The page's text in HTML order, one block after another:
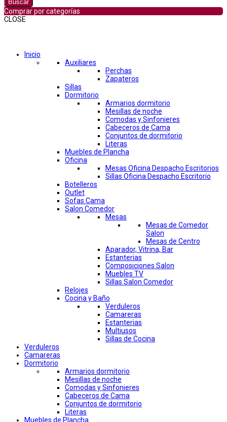
Buscar
Comprar por categorías
CLOSE
Inicio
Auxiliares
Perchas
Zapateros
Sillas
Dormitorio
Armarios dormitorio
Mesillas de noche
Comodas y Sinfonieres
Cabeceros de Cama
Conjuntos de dormitorio
Literas
Muebles de Plancha
Oficina
Mesas Oficina Despacho Escritorios
Sillas Oficina Despacho Escritorio
Botelleros
Outlet
Sofas Cama
Salon Comedor
Mesas
Mesas de Comedor
Salon
Mesas de Centro
Aparador, Vitrina, Bar
Estanterias
Composiciones Salon
Muebles TV
Sillas Salon Comedor
Relojes
Cocina y Baño
Verduleros
Camareras
Estanterias
Multiusos
Sillas de Cocina
Verduleros
Camareras
Dormitorio
Armarios dormitorio
Mesillas de noche
Comodas y Sinfonieres
Cabeceros de Cama
Conjuntos de dormitorio
Literas
Muebles de Plancha